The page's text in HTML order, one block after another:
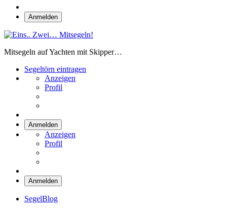
Anmelden
Mitsegeln auf Yachten mit Skipper…
Segeltörn eintragen
Anzeigen
Profil
Anmelden
Anzeigen
Profil
Anmelden
SegelBlog